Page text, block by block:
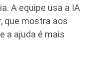
A equipe usa a IA
que mostra aos
a ajuda é mais